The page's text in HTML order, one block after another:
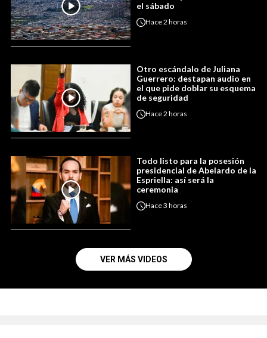
el sábado
Hace2 horas
Otro escándalo de Juliana
Guerrero: destapan audio en
el que pide doblar su esquema
de seguridad
Hace2 horas
Todo listo para la posesión
presidencial de Abelardo de la
Espriella: así será la
ceremonia
Hace3 horas
VER MÁS VIDEOS